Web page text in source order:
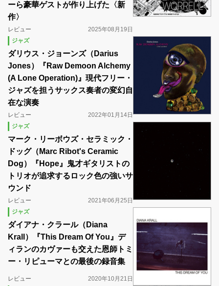
ーら豪華ゲストが作り上げた〈新
作〉
レビュー
2025年08月19日
ジャズ
ダリウス・ジョーンズ（Darius
Jones）『Raw Demoon Alchemy
(A Lone Operation)』現代フリー・
ジャズを担うサックス奏者の変幻自
在な演奏
レビュー
2022年01月14日
ジャズ
マーク・リーボウズ・セラミック・
ドッグ（Marc Ribot's Ceramic
Dog）『Hope』鬼才ギタリストの
トリオが追求するロック色の強いサ
ウンド
レビュー
2021年06月25日
ジャズ
ダイアナ・クラール（Diana
Krall）『This Dream Of You』デ
ィランのカヴァーも交えた恩師トミ
ー・リピューマとの最後の録音集
レビュー
2020年10月21日